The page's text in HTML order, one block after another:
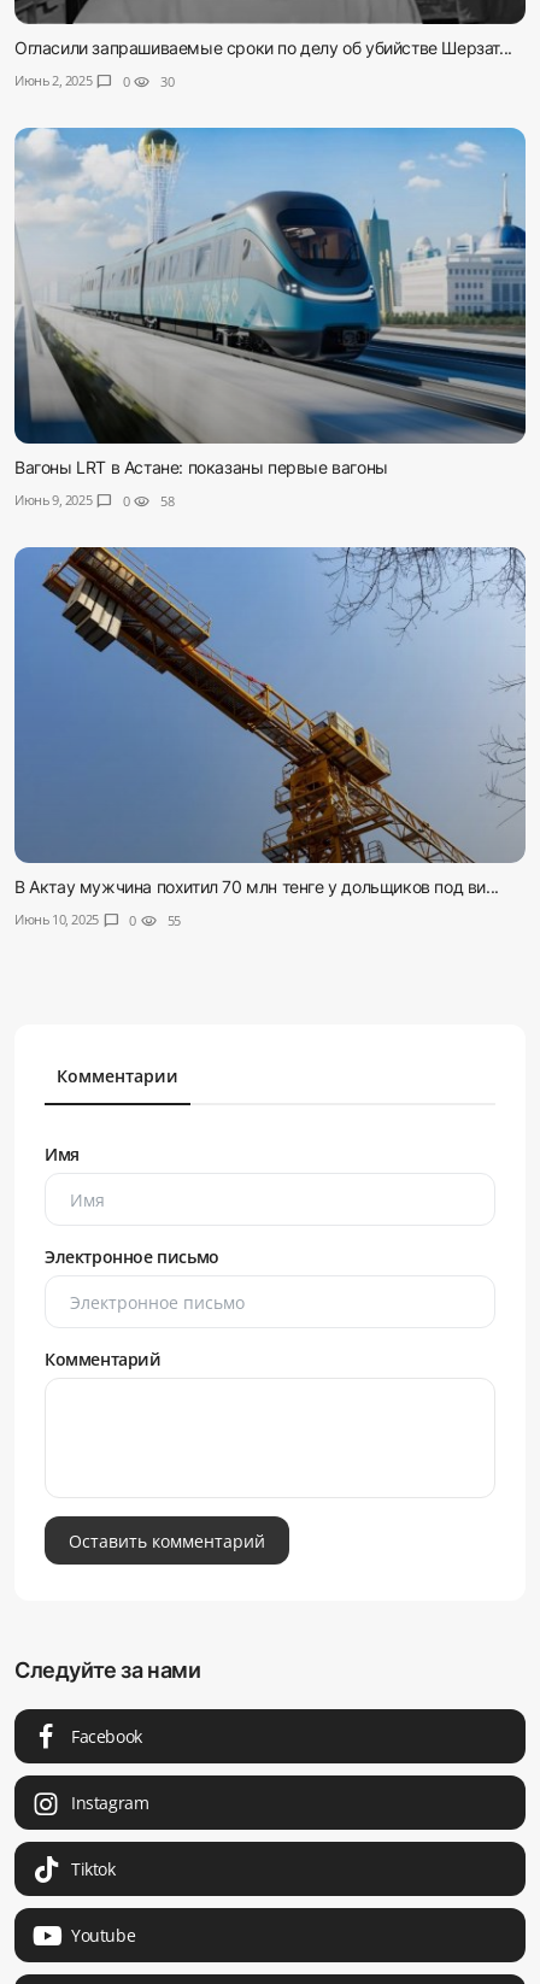
Огласили запрашиваемые сроки по делу об убийстве Шерзат...
Июнь 2, 2025 chat_bubble 0 visibility 30
Вагоны LRT в Астане: показаны первые вагоны
Июнь 9, 2025 chat_bubble 0 visibility 58
В Актау мужчина похитил 70 млн тенге у дольщиков под ви...
Июнь 10, 2025 chat_bubble 0 visibility 55
Комментарии
Имя
Электронное письмо
Комментарий
Оставить комментарий
Следуйте за нами
Facebook
Instagram
Tiktok
Youtube